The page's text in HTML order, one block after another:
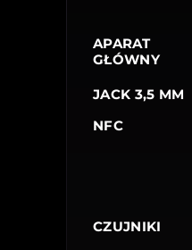
APARAT
GŁÓWNY
JACK 3,5 MM
NFC
CZUJNIKI